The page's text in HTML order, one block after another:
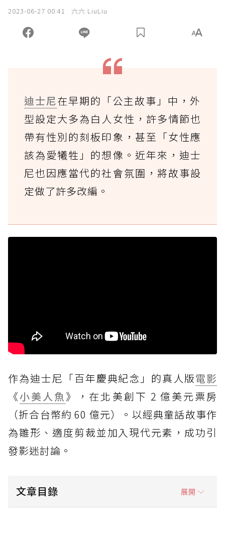
2023-06-27 00:41 六六 LiuLiu
迪士尼在早期的「公主故事」中，外
型設定大多為白人女性，許多情節也
帶有性別的刻板印象，甚至「女性應
該為愛犧牲」的想像。近年來，迪士
尼也因應當代的社會氛圍，將故事設
定做了許多改編。
作為迪士尼「百年慶典紀念」的真人版電影
《小美人魚》，在北美創下 2 億美元票房
（折合台幣約 60 億元）。以經典童話故事作
為雛形、適度剪裁並加入現代元素，成功引
發影迷討論。
文章目錄 展開